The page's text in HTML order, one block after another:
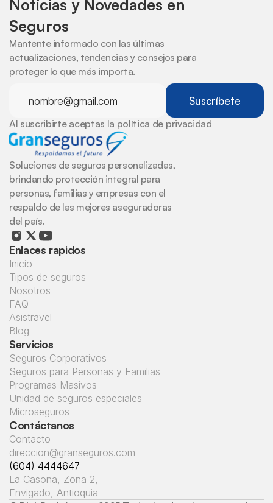
Noticias y Novedades en
Seguros
Mantente informado con las últimas
actualizaciones, tendencias y consejos para
proteger lo que más importa.
Al suscribirte aceptas la política de privacidad
Soluciones de seguros personalizadas,
brindando protección integral para
personas, familias y empresas con el
respaldo de las mejores aseguradoras
del país.
Enlaces rapidos
Inicio
Tipos de seguros
Nosotros
FAQ
Asistravel
Blog
Servicios
Seguros Corporativos
Seguros para Personas y Familias
Programas Masivos
Unidad de seguros especiales
Microseguros
Contáctanos
Contacto
direccion@granseguros.com
(604) 4444647
La Casona, Zona 2,
Envigado, Antioquia